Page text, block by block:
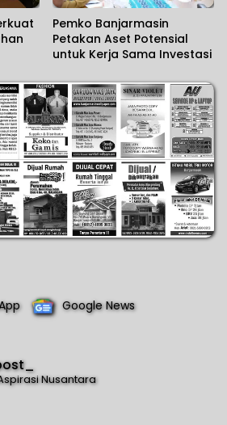
Pemko Banjarmasin
Petakan Aset Potensial
untuk Kerja Sama Investasi
Google News
Nusantara